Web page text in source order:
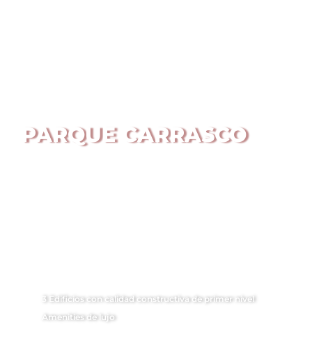
PARQUE CARRASCO
3 Edificios con calidad constructiva de primer nivel
Amenities de lujo